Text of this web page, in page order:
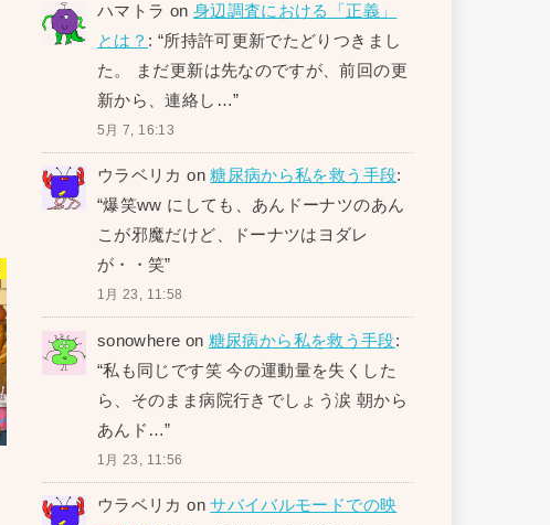
ハマトラ on 身辺調査における「正義」
とは？ : “所持許可更新でたどりつきまし
た。 まだ更新は先なのですが、前回の更
新から、連絡し…”
5月 7, 16:13
ウラベリカ on糖尿病から私を救う手段:
“爆笑ww にしても、あんドーナツのあん
こが邪魔だけど、ドーナツはヨダレ
が・・笑”
1月 23, 11:58
sonowhere on 糖尿病から私を救う手段:
“私も同じです笑 今の運動量を失くした
ら、そのまま病院行きでしょう涙 朝から
あんド…”
1月 23, 11:56
ウラベリカ onサバイバルモードでの映